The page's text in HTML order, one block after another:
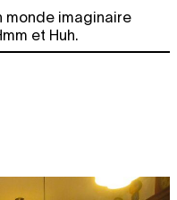
monde imaginaire
et Huh.